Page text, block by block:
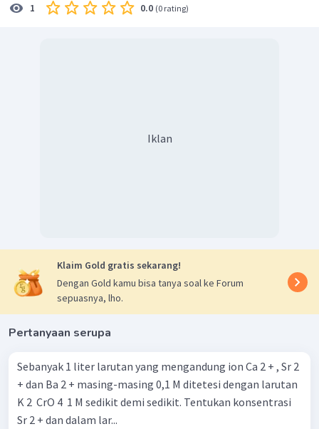
1 0.0 (0 rating)
Iklan
Klaim Gold gratis sekarang!
Dengan Gold kamu bisa tanya soal ke Forum
sepuasnya, lho.
Pertanyaan serupa
Sebanyak 1 liter larutan yang mengandung ion Ca 2 + , Sr 2
+ dan Ba 2 + masing-masing 0,1 M ditetesi dengan larutan
K 2 ​ CrO 4 ​ 1 M sedikit demi sedikit. Tentukan konsentrasi
Sr 2 + dan dalam lar...